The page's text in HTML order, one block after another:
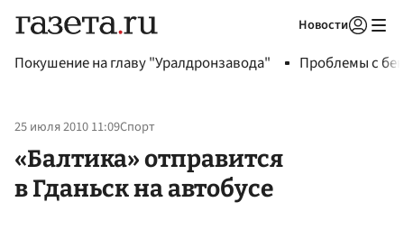
Новости
Покушение на главу "Уралдронзавода" Проблемы с
25 июля 2010 11:09Спорт
«Балтика» отправится
в Гданьск на автобусе